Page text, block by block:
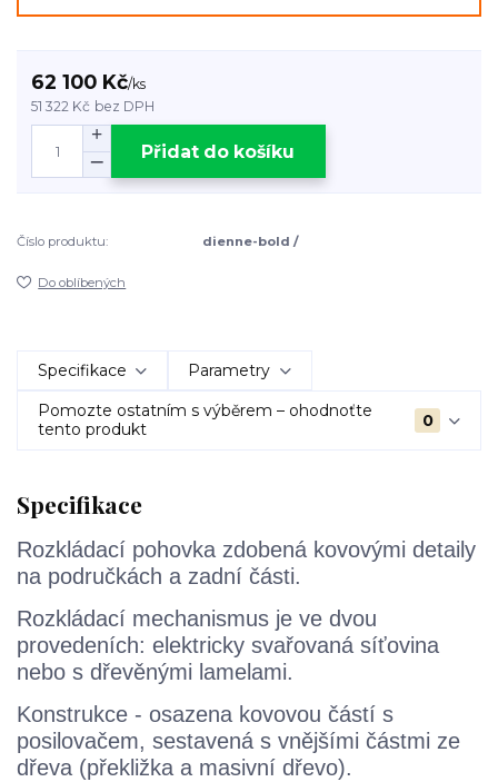
62 100 Kč/ks
51 322 Kč bez DPH
Přidat do košíku
Číslo produktu: dienne-bold /
Do oblíbených
Specifikace Parametry
Pomozte ostatním s výběrem – ohodnoťte
tento produkt
0
Specifikace
Rozkládací pohovka zdobená kovovými detaily
na područkách a zadní části.
Rozkládací mechanismus je ve dvou
provedeních: elektricky svařovaná síťovina
nebo s dřevěnými lamelami.
Konstrukce - osazena kovovou částí s
posilovačem, sestavená s vnějšími částmi ze
dřeva (překližka a masivní dřevo).